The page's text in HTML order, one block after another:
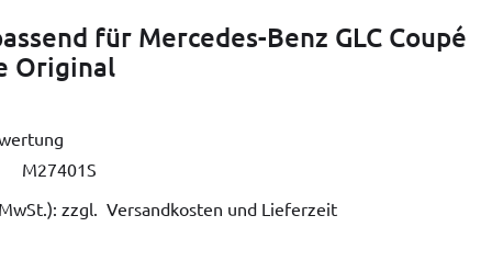
für Mercedes-Benz GLC Coupé
Original
M27401S
zzgl. Versandkosten und Lieferzeit